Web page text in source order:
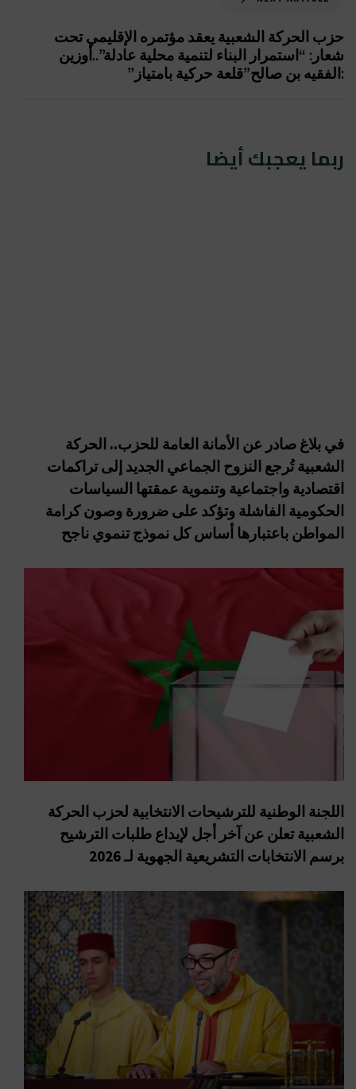
حزب الحركة الشعبية يعقد مؤتمره الإقليمي تحت
شعار: “استمرار البناء لتنمية محلية عادلة”..أوزين
:الفقيه بن صالح”قلعة حركية بامتياز”
ربما يعجبك أيضا
في بلاغ صادر عن الأمانة العامة للحزب.. الحركة
الشعبية تُرجع النزوح الجماعي الجديد إلى تراكمات
اقتصادية واجتماعية وتنموية عمقتها السياسات
الحكومية الفاشلة وتؤكد على ضرورة وصون كرامة
المواطن باعتبارها أساس كل نموذج تنموي ناجح
اللجنة الوطنية للترشيحات الانتخابية لحزب الحركة
الشعبية تعلن عن آخر أجل لإيداع طلبات الترشيح
برسم الانتخابات التشريعية الجهوية لـ 2026